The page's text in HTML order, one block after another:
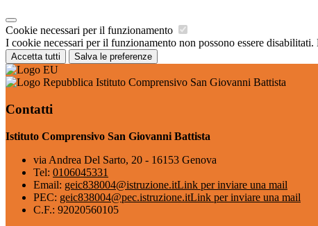
Cookie necessari per il funzionamento
I cookie necessari per il funzionamento non possono essere
Accetta tutti Salva le preferenze
Istituto Comprensivo San Giovanni Battista
Contatti
Istituto Comprensivo San Giovanni Battista
via Andrea Del Sarto, 20 - 16153 Genova
Tel: 0106045331
Email: geic838004@istruzione.itLink per inviare una mail
PEC: geic838004@pec.istruzione.itLink per inviare una mail
C.F.: 92020560105